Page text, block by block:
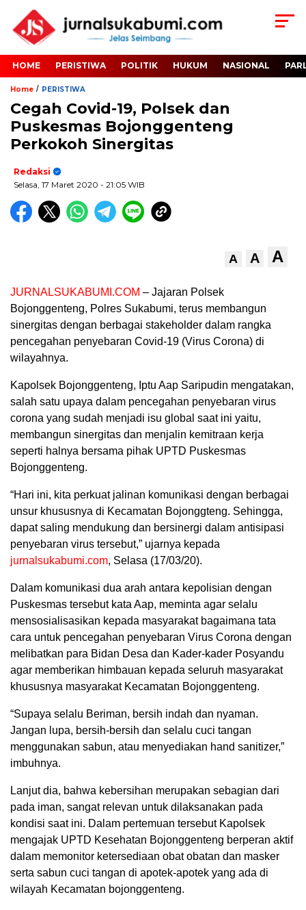
HOME PERISTIWA POLITIK HUKUM NASIONAL
Home / PERISTIWA
Cegah Covid-19, Polsek dan
Puskesmas Bojonggenteng
Perkokoh Sinergitas
Redaksi
Selasa, 17 Maret 2020 - 21:05 WIB
A A A
JURNALSUKABUMI.COM – Jajaran Polsek
Bojonggenteng, Polres Sukabumi, terus membangun
sinergitas dengan berbagai stakeholder dalam rangka
pencegahan penyebaran Covid-19 (Virus Corona) di
wilayahnya.
Kapolsek Bojonggenteng, Iptu Aap Saripudin mengatakan,
salah satu upaya dalam pencegahan penyebaran virus
corona yang sudah menjadi isu global saat ini yaitu,
membangun sinergitas dan menjalin kemitraan kerja
seperti halnya bersama pihak UPTD Puskesmas
Bojonggenteng.
“Hari ini, kita perkuat jalinan komunikasi dengan berbagai
unsur khususnya di Kecamatan Bojonggteng. Sehingga,
dapat saling mendukung dan bersinergi dalam antisipasi
penyebaran virus tersebut,” ujarnya kepada
jurnalsukabumi.com, Selasa (17/03/20).
Dalam komunikasi dua arah antara kepolisian dengan
Puskesmas tersebut kata Aap, meminta agar selalu
mensosialisasikan kepada masyarakat bagaimana tata
cara untuk pencegahan penyebaran Virus Corona dengan
melibatkan para Bidan Desa dan Kader-kader Posyandu
agar memberikan himbauan kepada seluruh masyarakat
khususnya masyarakat Kecamatan Bojonggenteng.
“Supaya selalu Beriman, bersih indah dan nyaman.
Jangan lupa, bersih-bersih dan selalu cuci tangan
menggunakan sabun, atau menyediakan hand sanitizer,”
imbuhnya.
Lanjut dia, bahwa kebersihan merupakan sebagian dari
pada iman, sangat relevan untuk dilaksanakan pada
kondisi saat ini. Dalam pertemuan tersebut Kapolsek
mengajak UPTD Kesehatan Bojonggenteng berperan aktif
dalam memonitor ketersediaan obat obatan dan masker
serta sabun cuci tangan di apotek-apotek yang ada di
wilayah Kecamatan bojonggenteng.